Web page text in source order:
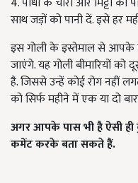
साथ जड़ों को पानी दें. इसे हर
इस गोली के इस्तेमाल से आपके
जाएंगे. यह गोली बीमारियों को
है. जिससे उन्हें कोई रोग नहीं
को सिर्फ महीने में एक या दो
अगर आपके पास भी है ऐसी
कमेंट करके बता सकते हैं.